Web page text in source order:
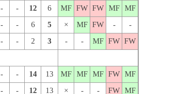
- - 12 6 MF FW FW MF
MF
- - 6 5 × MF FW -
-
- - 2 3 - - MF FW FW
- - 14 13 MF MF MF FW MF
- - 12 13 × - - FW MF